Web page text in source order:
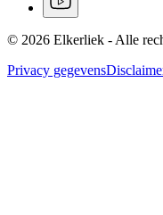
© 2026 Elkerliek - Alle
Privacy gegevens